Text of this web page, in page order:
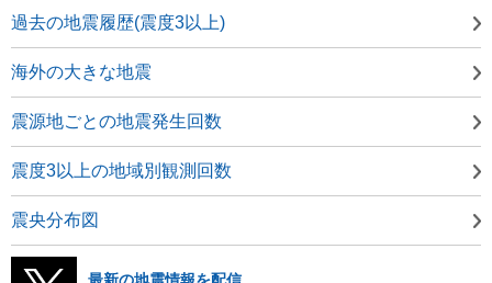
過去の地震履歴(震度3以上)
海外の大きな地震
震源地ごとの地震発生回数
震度3以上の地域別観測回数
震央分布図
最新の地震情報を配信